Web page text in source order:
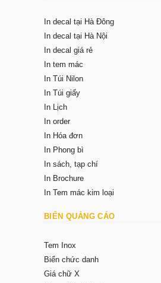
In decal tại Hà Đông
In decal tại Hà Nội
In decal giá rẻ
In tem mác
In Túi Nilon
In Túi giấy
In Lịch
In order
In Hóa đơn
In Phong bì
In sách, tạp chí
In Brochure
In Tem mác kim loại
BIỂN QUẢNG CÁO
Tem Inox
Biển chức danh
Giá chữ X